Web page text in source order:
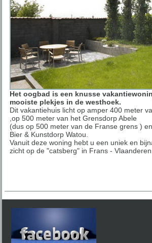
Het oogbad is een knusse
mooiste plekjes in de westhoek.
Dit vakantiehuis licht op amper 400 meter
,op 500 meter van het Grensdorp Abele
(dus op 500 meter van de Franse grens )
Bier & Kunstdorp Watou.
Vanuit deze woning hebt u een uniek en
zicht op de "catsberg" in Frans - Vlaanderen.